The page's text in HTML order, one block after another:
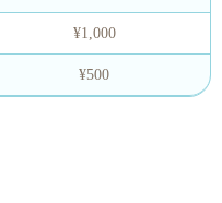
¥1,000
¥500